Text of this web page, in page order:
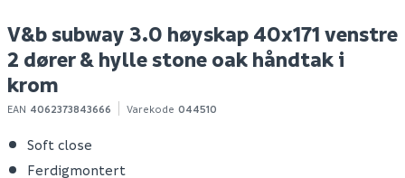
V&b subway 3.0 høyskap 40x171 venstre
2 dører & hylle stone oak håndtak i
krom
EAN 4062373843666 Varekode 044510
Soft close
Ferdigmontert